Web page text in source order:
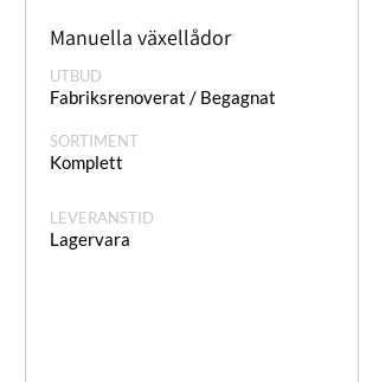
Manuella växellådor
UTBUD
Fabriksrenoverat / Begagnat
SORTIMENT
Komplett
LEVERANSTID
Lagervara